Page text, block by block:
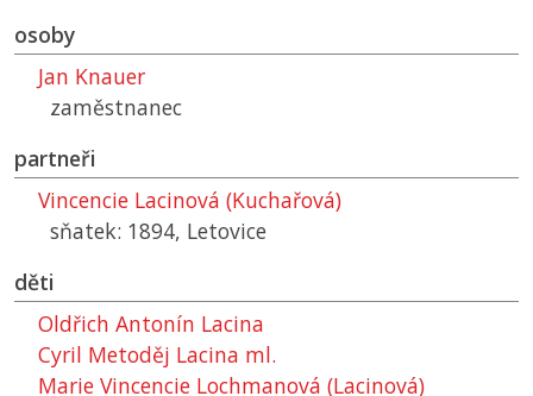
osoby
Jan Knauer
zaměstnanec
partneři
Vincencie Lacinová (Kuchařová)
sňatek: 1894, Letovice
děti
Oldřich Antonín Lacina
Cyril Metoděj Lacina ml.
Marie Vincencie Lochmanová (Lacinová)